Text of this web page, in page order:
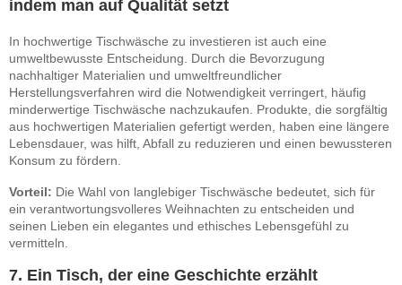
indem man auf Qualität setzt
In hochwertige Tischwäsche zu investieren ist auch eine
umweltbewusste Entscheidung. Durch die Bevorzugung
nachhaltiger Materialien und umweltfreundlicher
Herstellungsverfahren wird die Notwendigkeit verringert, häufig
minderwertige Tischwäsche nachzukaufen. Produkte, die sorgfältig
aus hochwertigen Materialien gefertigt werden, haben eine längere
Lebensdauer, was hilft, Abfall zu reduzieren und einen bewussteren
Konsum zu fördern.
Vorteil: Die Wahl von langlebiger Tischwäsche bedeutet, sich für
ein verantwortungsvolleres Weihnachten zu entscheiden und
seinen Lieben ein elegantes und ethisches Lebensgefühl zu
vermitteln.
7. Ein Tisch, der eine Geschichte erzählt